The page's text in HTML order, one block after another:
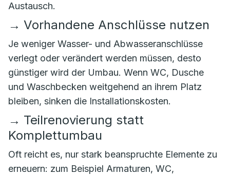
Austausch.
→ Vorhandene Anschlüsse nutzen
Je weniger Wasser- und Abwasseranschlüsse
verlegt oder verändert werden müssen, desto
günstiger wird der Umbau. Wenn WC, Dusche
und Waschbecken weitgehend an ihrem Platz
bleiben, sinken die Installationskosten.
→ Teilrenovierung statt
Komplettumbau
Oft reicht es, nur stark beanspruchte Elemente zu
erneuern: zum Beispiel Armaturen, WC,